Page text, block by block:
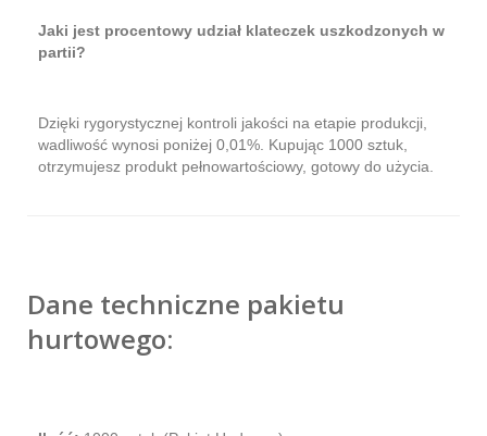
Jaki jest procentowy udział klateczek uszkodzonych w
partii?
Dzięki rygorystycznej kontroli jakości na etapie produkcji,
wadliwość wynosi poniżej 0,01%. Kupując 1000 sztuk,
otrzymujesz produkt pełnowartościowy, gotowy do użycia.
Dane techniczne pakietu
hurtowego: